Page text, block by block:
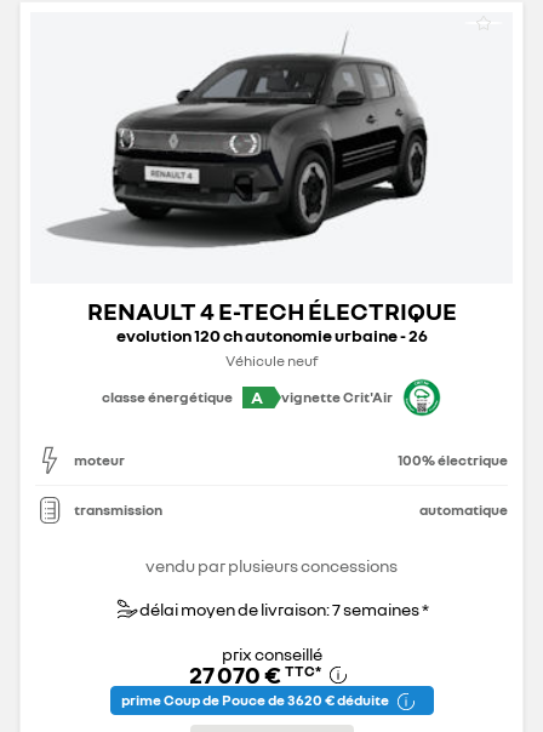
RENAULT 4 E-TECH ÉLECTRIQUE
evolution 120 ch autonomie urbaine - 26
Véhicule neuf
classe énergétique
A vignette Crit'Air
moteur 100% électrique
transmission automatique
vendu par plusieurs concessions
délai moyen de livraison: 7 semaines *
prix conseillé
27 070 € TTC*
prime Coup de Pouce de 3 620 € déduite